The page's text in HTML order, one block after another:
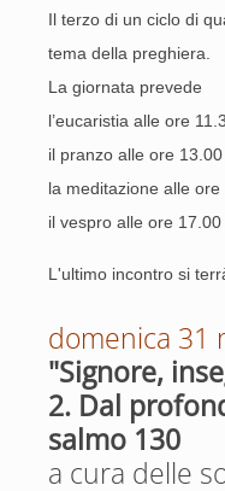
Il terzo di un ciclo di
tema della preghiera.
La giornata prevede
l’eucaristia alle ore
il pranzo alle ore 13.00
la meditazione alle ore
il vespro alle ore 17.00
L'ultimo incontro si
domenica 31
"Signore,
2. Dal
salmo 130
a cura delle